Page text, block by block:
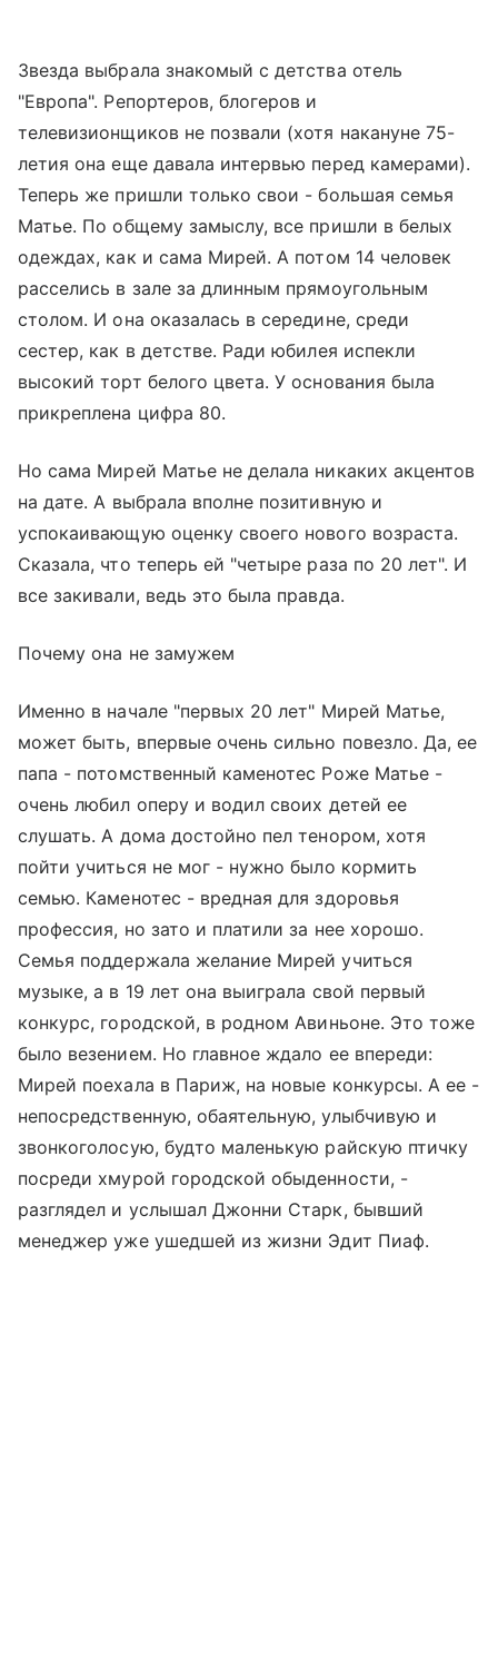
Звезда выбрала знакомый с детства отель
"Европа". Репортеров, блогеров и
телевизионщиков не позвали (хотя накануне 75-
летия она еще давала интервью перед камерами).
Теперь же пришли только свои - большая семья
Матье. По общему замыслу, все пришли в белых
одеждах, как и сама Мирей. А потом 14 человек
расселись в зале за длинным прямоугольным
столом. И она оказалась в середине, среди
сестер, как в детстве. Ради юбилея испекли
высокий торт белого цвета. У основания была
прикреплена цифра 80.
Но сама Мирей Матье не делала никаких акцентов
на дате. А выбрала вполне позитивную и
успокаивающую оценку своего нового возраста.
Сказала, что теперь ей "четыре раза по 20 лет". И
все закивали, ведь это была правда.
Почему она не замужем
Именно в начале "первых 20 лет" Мирей Матье,
может быть, впервые очень сильно повезло. Да, ее
папа - потомственный каменотес Роже Матье -
очень любил оперу и водил своих детей ее
слушать. А дома достойно пел тенором, хотя
пойти учиться не мог - нужно было кормить
семью. Каменотес - вредная для здоровья
профессия, но зато и платили за нее хорошо.
Семья поддержала желание Мирей учиться
музыке, а в 19 лет она выиграла свой первый
конкурс, городской, в родном Авиньоне. Это тоже
было везением. Но главное ждало ее впереди:
Мирей поехала в Париж, на новые конкурсы. А ее -
непосредственную, обаятельную, улыбчивую и
звонкоголосую, будто маленькую райскую птичку
посреди хмурой городской обыденности, -
разглядел и услышал Джонни Старк, бывший
менеджер уже ушедшей из жизни Эдит Пиаф.